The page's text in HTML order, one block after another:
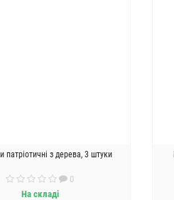
патріотичні з дерева, 3 штуки
0
На складі